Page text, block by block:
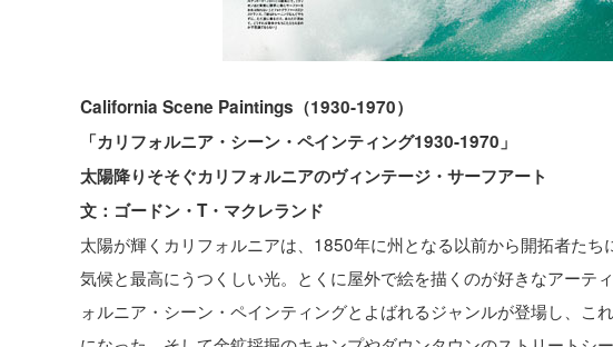
California Scene Paintings（1930-1970）
「カリフォルニア・シーン・ペインティング1930-1970」
太陽降りそそぐカリフォルニアのヴィンテージ・サーフアート
文：ゴードン・T・マクレランド
太陽が輝くカリフォルニアは、1850年に州となる以前から開拓者た
気候と最高にうつくしい光。とくに屋外で絵を描くのが好きなアーテ
ォルニア・シーン・ペインティングとよばれるジャンルが登場し、こ